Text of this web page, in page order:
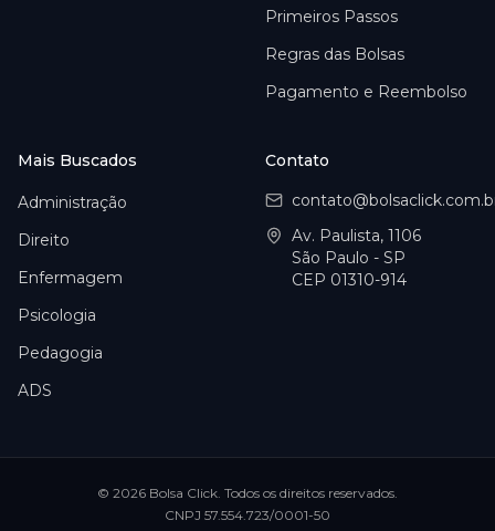
Primeiros Passos
Regras das Bolsas
Pagamento e Reembolso
Mais Buscados
Administração
Direito
Enfermagem
Psicologia
Pedagogia
ADS
Contato
Av. Paulista, 1106
São Paulo - SP
CEP 01310-914
© 2026 Bolsa Click . Todos os direitos reservados.
CNPJ 57.554.723/0001-50